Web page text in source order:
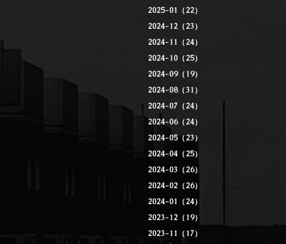
2025-01（22）
2024-12（23）
2024-11（24）
2024-10（25）
2024-09（19）
2024-08（31）
2024-07（24）
2024-06（24）
2024-05（23）
2024-04（25）
2024-03（26）
2024-02（26）
2024-01（24）
2023-12（19）
2023-11（17）